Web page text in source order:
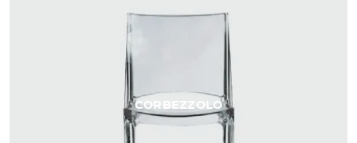
CORBEZZOLO